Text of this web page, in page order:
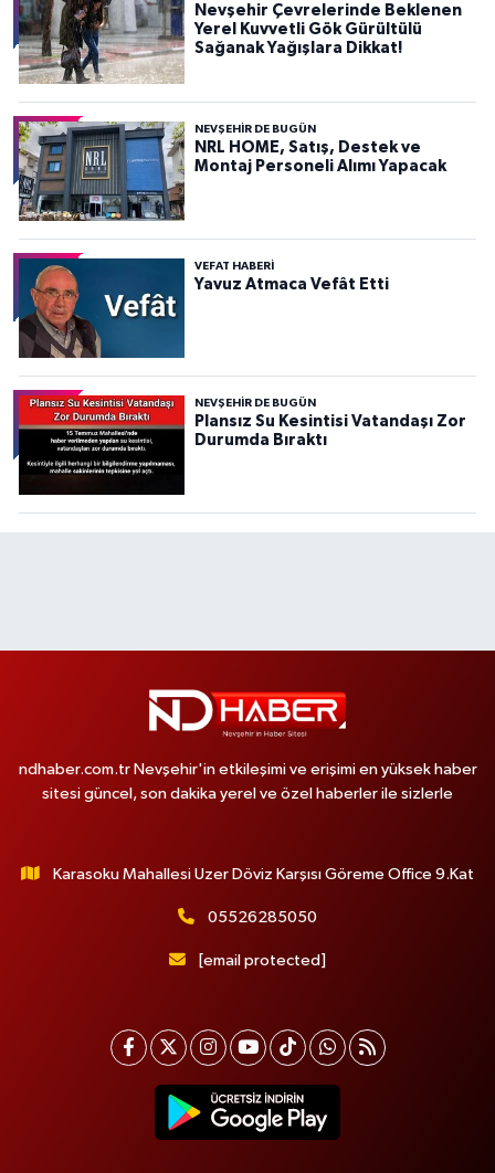
Nevşehir Çevrelerinde Beklenen
Yerel Kuvvetli Gök Gürültülü
Sağanak Yağışlara Dikkat!
NEVŞEHIR DE BUGÜN
NRL HOME, Satış, Destek ve
Montaj Personeli Alımı Yapacak
VEFAT HABERI
Yavuz Atmaca Vefât Etti
NEVŞEHIR DE BUGÜN
Plansız Su Kesintisi Vatandaşı Zor
Durumda Bıraktı
ndhaber.com.tr Nevşehir'in etkileşimi ve erişimi en yüksek haber
sitesi güncel, son dakika yerel ve özel haberler ile sizlerle
Karasoku Mahallesi Uzer Döviz Karşısı Göreme Office 9.Kat
05526285050
[email protected]